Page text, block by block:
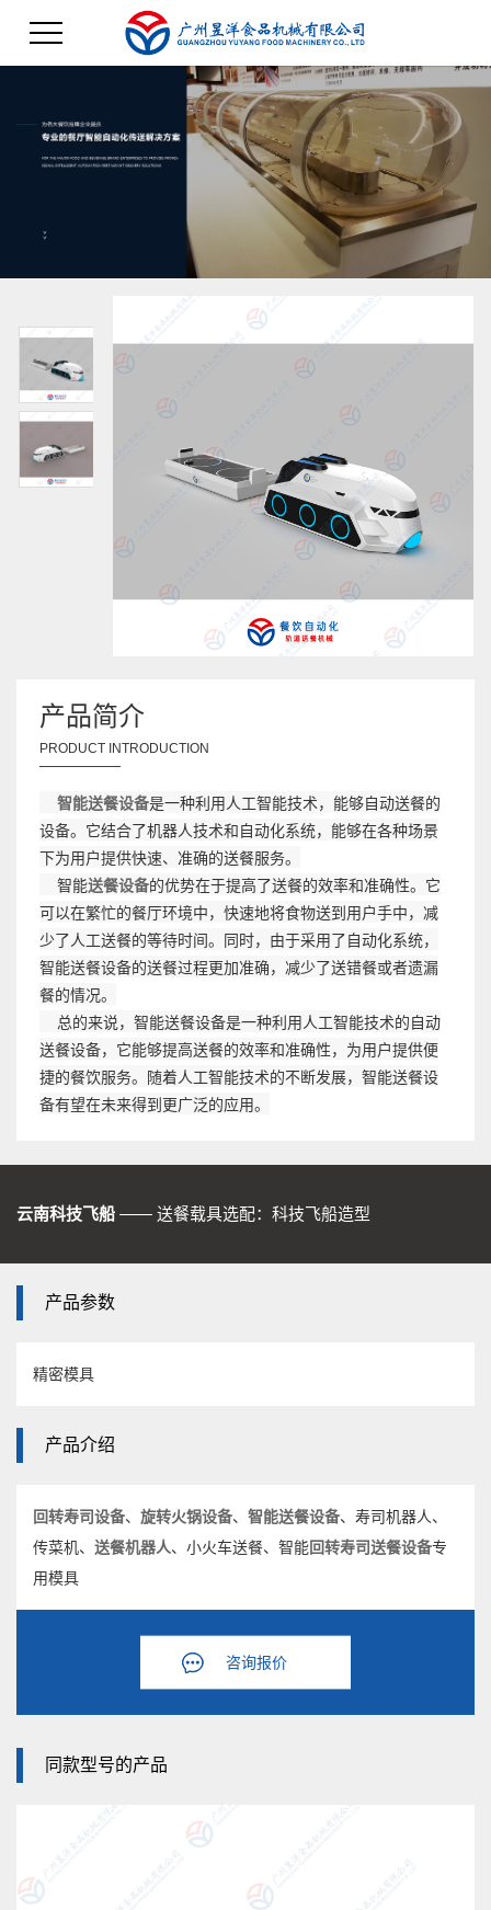
产品简介
PRODUCT INTRODUCTION
智能送餐设备是一种利用人工智能技术，能够自动送餐的
设备。它结合了机器人技术和自动化系统，能够在各种场景
下为用户提供快速、准确的送餐服务。
智能送餐设备的优势在于提高了送餐的效率和准确性。它
可以在繁忙的餐厅环境中，快速地将食物送到用户手中，减
少了人工送餐的等待时间。同时，由于采用了自动化系统，
智能送餐设备的送餐过程更加准确，减少了送错餐或者遗漏
餐的情况。
总的来说，智能送餐设备是一种利用人工智能技术的自动
送餐设备，它能够提高送餐的效率和准确性，为用户提供便
捷的餐饮服务。随着人工智能技术的不断发展，智能送餐设
备有望在未来得到更广泛的应用。
云南科技飞船 —— 送餐载具选配：科技飞船造型
产品参数
精密模具
产品介绍
回转寿司设备、 旋转火锅设备、 智能送餐设备、寿司机器人、
传菜机、 送餐机器人、小火车送餐、智能回转寿司送餐设备专
用模具
咨询报价
同款型号的产品